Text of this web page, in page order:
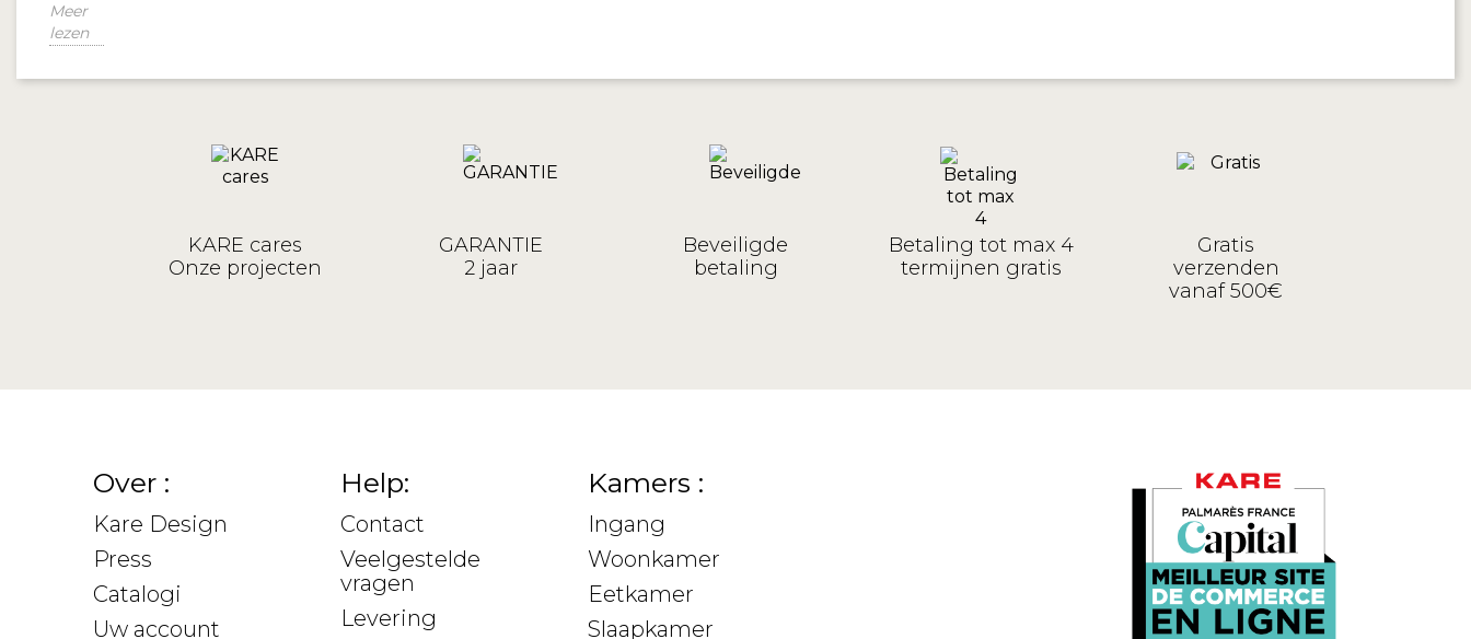
Meer
lezen
KARE cares
Onze projecten
GARANTIE
2 jaar
Beveiligde
betaling
Betaling tot max 4
termijnen gratis
Gratis
verzenden
vanaf 500€
Over :
Kare Design
Press
Catalogi
Uw account
Help:
Contact
Veelgestelde
vragen
Levering
Kamers :
Ingang
Woonkamer
Eetkamer
Slaapkamer